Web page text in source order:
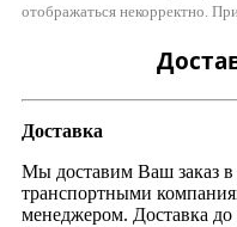
отображаться некорректно.
Доставка
Мы доставим Ваш заказ
транспортными
менеджером. Доставка до